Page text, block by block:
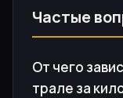
Частые
От чего
трале за